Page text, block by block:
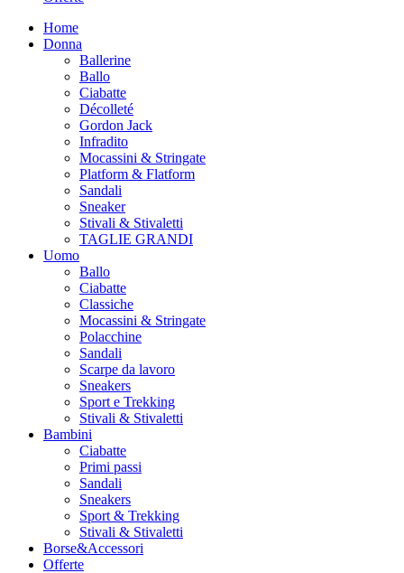
Home
Donna
Ballerine
Ballo
Ciabatte
Décolleté
Gordon Jack
Infradito
Mocassini & Stringate
Platform & Flatform
Sandali
Sneaker
Stivali & Stivaletti
TAGLIE GRANDI
Uomo
Ballo
Ciabatte
Classiche
Mocassini & Stringate
Polacchine
Sandali
Scarpe da lavoro
Sneakers
Sport e Trekking
Stivali & Stivaletti
Bambini
Ciabatte
Primi passi
Sandali
Sneakers
Sport & Trekking
Stivali & Stivaletti
Borse&Accessori
Offerte